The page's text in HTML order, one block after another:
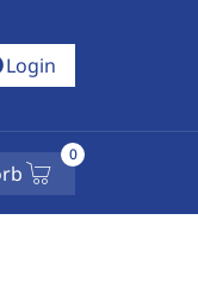
Login
0